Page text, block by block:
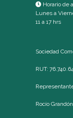
Horario de
Lunes a
11 a 17 hrs
Sociedad
RUT:
Rocío